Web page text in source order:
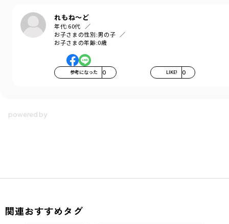
れもね〜ど
年代:60代
お子さまの性別:男の子
お子さまの年齢:0歳
参考になった 0 LIKE! 0
関連おすすめタグ